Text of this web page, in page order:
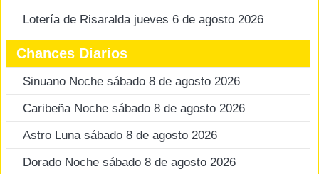
Lotería de Risaralda jueves 6 de agosto 2026
Chances Diarios
Sinuano Noche sábado 8 de agosto 2026
Caribeña Noche sábado 8 de agosto 2026
Astro Luna sábado 8 de agosto 2026
Dorado Noche sábado 8 de agosto 2026